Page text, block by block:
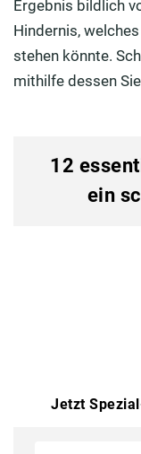
Ergebnis bildlich
Hindernis,
stehen könnte.
mithilfe dessen